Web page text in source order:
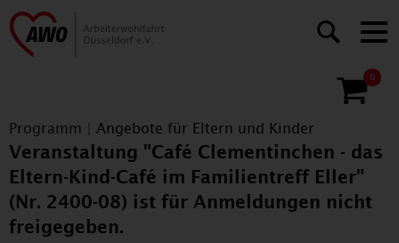
0
Programm Angebote für Eltern und Kinder
Veranstaltung "Café Clementinchen - das
Eltern-Kind-Café im Familientreff Eller"
(Nr. 2400-08) ist für Anmeldungen nicht
freigegeben.